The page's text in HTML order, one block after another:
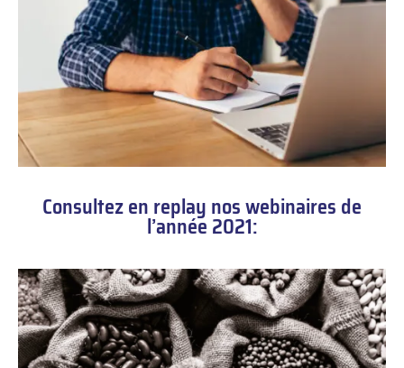
Consultez en replay nos webinaires de
l’année 2021: